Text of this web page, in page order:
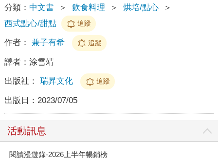
分類： 中文書 ＞ 飲食料理 ＞ 烘培/點心
＞
西式點心/甜點
追蹤
作者： 兼子有希 追蹤
譯者： 涂雪靖
出版社： 瑞昇文化 追蹤
出版日： 2023/07/05
活動訊息
閱讀漫遊錄-2026上半年暢銷榜